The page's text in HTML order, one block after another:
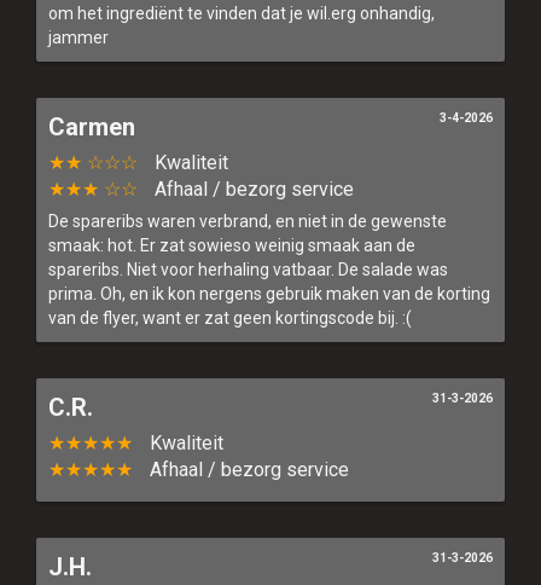
om het ingrediënt te vinden dat je wil.erg onhandig,
jammer
Carmen
★★ ☆☆☆
Kwaliteit
★★★ ☆☆
Afhaal / bezorg service
De spareribs waren verbrand, en niet in de gewenste
smaak: hot. Er zat sowieso weinig smaak aan de
spareribs. Niet voor herhaling vatbaar. De salade was
prima. Oh, en ik kon nergens gebruik maken van de korting
van de flyer, want er zat geen kortingscode bij. :(
3-4-2026
C.R.
★★★★★
Kwaliteit
★★★★★
Afhaal / bezorg service
31-3-2026
J.H. 31-3-2026